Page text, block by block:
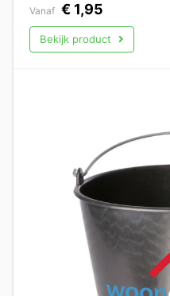
Vanaf € 1,95
Bekijk product